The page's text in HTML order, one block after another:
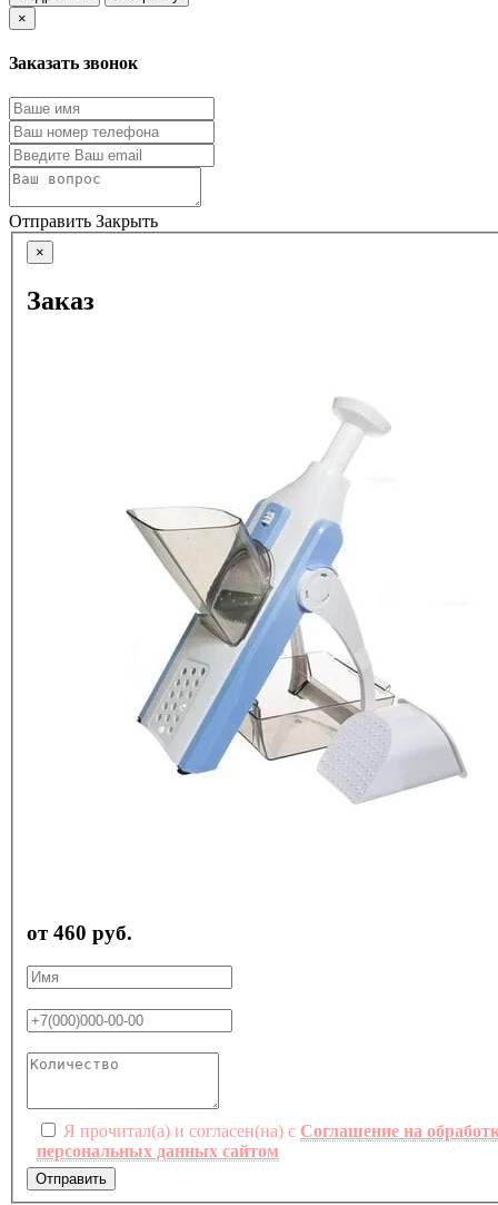
×
Заказать звонок
Отправить Закрыть
×
Заказ
от 460 руб.
Я прочитал(а) и согласен(на) с Соглашение на
персональных данных сайтом
Отправить